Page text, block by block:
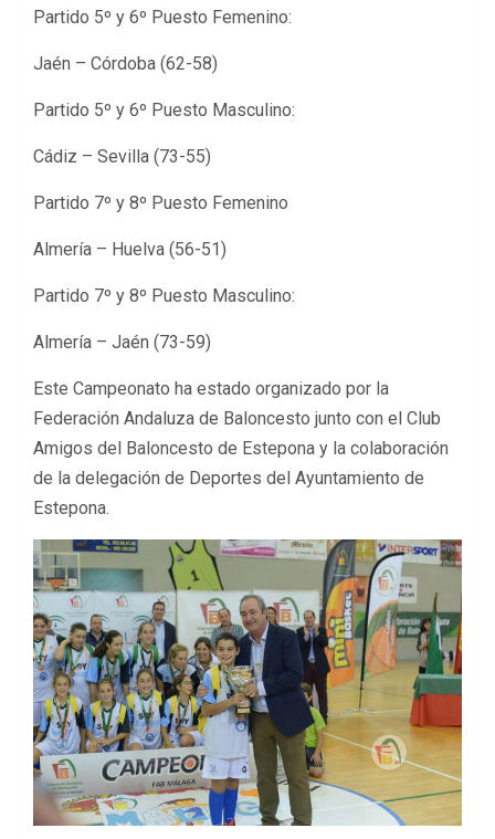
Partido 5º y 6º Puesto Femenino:
Jaén – Córdoba (62-58)
Partido 5º y 6º Puesto Masculino:
Cádiz – Sevilla (73-55)
Partido 7º y 8º Puesto Femenino
Almería – Huelva (56-51)
Partido 7º y 8º Puesto Masculino:
Almería – Jaén (73-59)
Este Campeonato ha estado organizado por la
Federación Andaluza de Baloncesto junto con el Club
Amigos del Baloncesto de Estepona y la colaboración
de la delegación de Deportes del Ayuntamiento de
Estepona.